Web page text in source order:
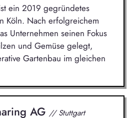
ein 2019 gegründetes
Köln. Nach erfolgreichem
Unternehmen seinen Fokus
und Gemüse gelegt,
Gartenbau im gleichen
AG // Stuttgart